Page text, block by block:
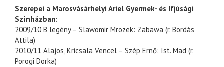
Szerepei a Marosvásárhelyi Ariel Gyermek- és Ifjúsági
Színházban:
2009/10 B legény – Slawomir Mrozek: Zabawa (r. Bordás
Attila)
2010/11 Alajos, Kricsala Vencel – Szép Ernő: Ist. Mad (r.
Porogi Dorka)